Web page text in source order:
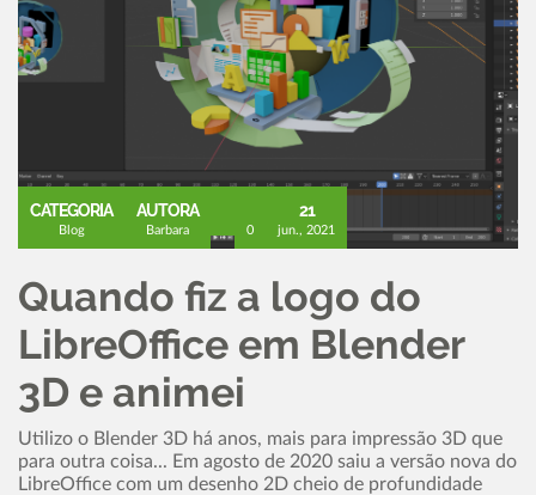
CATEGORIA
Blog
AUTORA
Barbara 0
21
jun., 2021
Quando fiz a logo do
LibreOffice em Blender
3D e animei
Utilizo o Blender 3D há anos, mais para impressão 3D que
para outra coisa... Em agosto de 2020 saiu a versão nova do
LibreOffice com um desenho 2D cheio de profundidade